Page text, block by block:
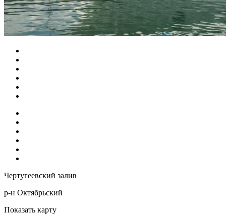
Чертугеевский залив
р-н Октябрьский
Показать карту